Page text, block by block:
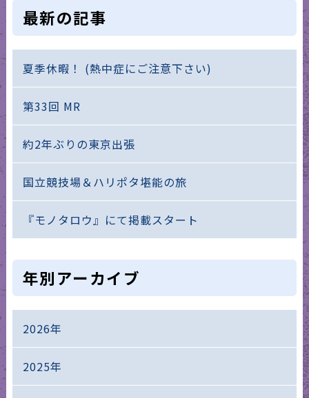
最新の記事
夏季休暇！ (熱中症にご注意下さい)
第33回 MR
約2年ぶりの東京出張
国立競技場＆ハリポタ堪能の旅
『モノタロウ』にて掲載スタート
年別アーカイブ
2026年
2025年